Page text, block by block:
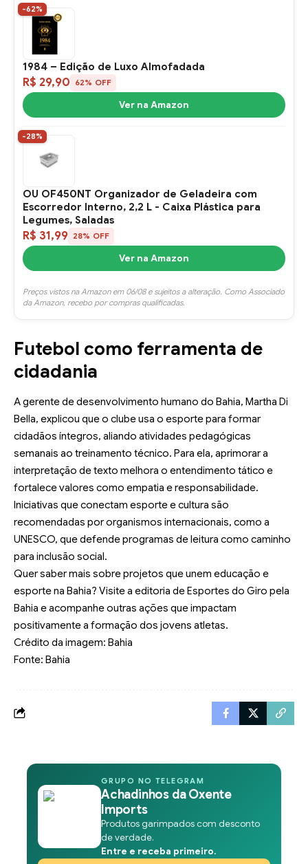
-62%
1984 – Edição de Luxo Almofadada
R$ 29,90 62% OFF
Ver na Amazon
-28%
OU OF450NT Organizador de Geladeira com
Escorredor Interno, 2,2 L - Caixa Plástica para
Legumes, Saladas
R$ 31,99 28% OFF
Ver na Amazon
Preços vistos na Amazon em 06/08 e sujeitos a alteração. Como Associado
da Amazon, recebo por compras qualificadas.
Futebol como ferramenta de
cidadania
A gerente de desenvolvimento humano do Bahia, Martha Di
Bella, explicou que o clube usa o esporte para formar
cidadãos íntegros, aliando atividades pedagógicas
semanais ao treinamento técnico. Para ela, aprimorar a
interpretação de texto melhora o entendimento tático e
fortalece valores como empatia e responsabilidade.
Iniciativas que conectam esporte e cultura são
recomendadas por organismos internacionais, como a
UNESCO, que defende programas de leitura como caminho
para inclusão social.
Quer saber mais sobre projetos que unem educação e
esporte na Bahia? Visite a editoria deEsportes do Giro pela
Bahia e acompanhe outras ações que impactam
positivamente a formação dos jovens atletas.
Crédito da imagem: Bahia
Fonte: Bahia
GRUPO NO TELEGRAM
Achadinhos da Oxente
Imports
Produtos garimpados com desconto
de verdade.
Entre e receba primeiro.